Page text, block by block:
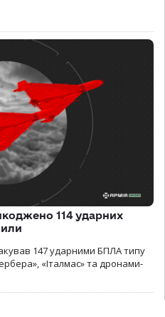
114 ударних
147 ударними БПЛА типу
«Італмас» та дронами-